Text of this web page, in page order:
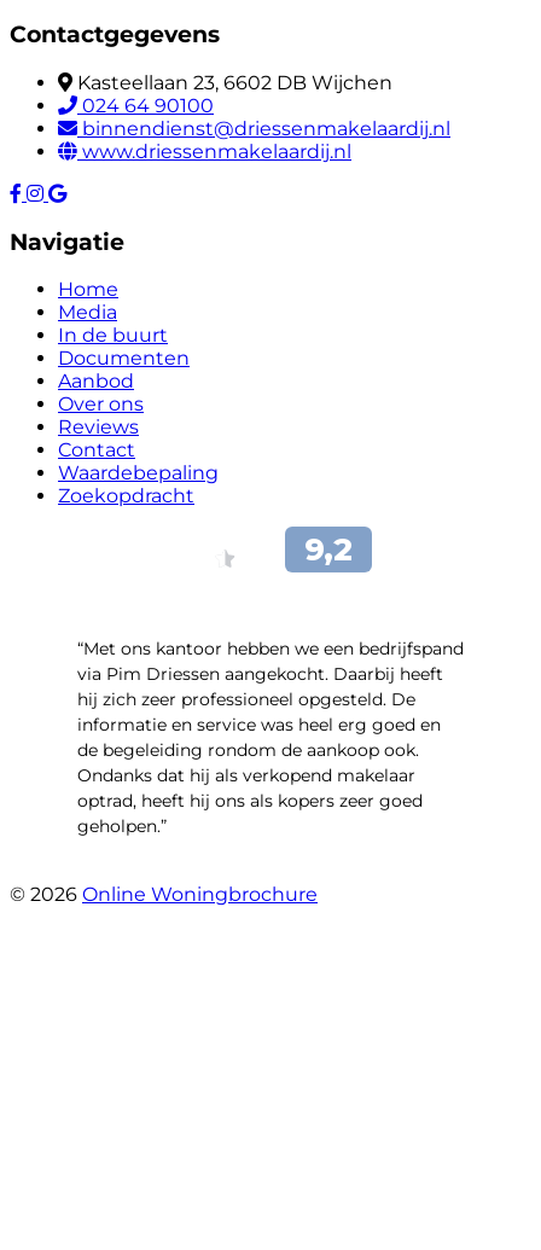
Contactgegevens
Kasteellaan 23, 6602 DB Wijchen
024 64 90100
binnendienst@driessenmakelaardij.nl
www.driessenmakelaardij.nl
Navigatie
Home
Media
In de buurt
Documenten
Aanbod
Over ons
Reviews
Contact
Waardebepaling
Zoekopdracht
“Met ons kantoor hebben we een bedrijfspand
via Pim Driessen aangekocht. Daarbij heeft
hij zich zeer professioneel opgesteld. De
informatie en service was heel erg goed en
de begeleiding rondom de aankoop ook.
Ondanks dat hij als verkopend makelaar
optrad, heeft hij ons als kopers zeer goed
geholpen.”
© 2026 Online Woningbrochure